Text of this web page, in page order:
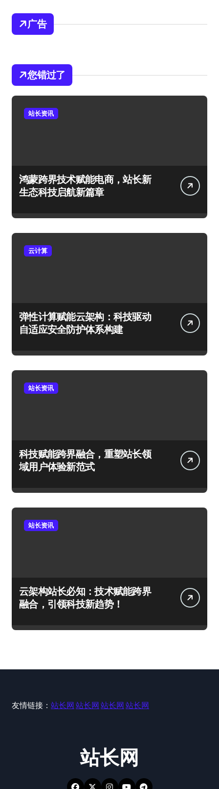
广告
您错过了
站长资讯
鸿蒙跨界技术赋能电商，站长新
生态科技启航新篇章
云计算
弹性计算赋能云架构：科技驱动
自适应安全防护体系构建
站长资讯
科技赋能跨界融合，重塑站长领
域用户体验新范式
站长资讯
云架构站长必知：技术赋能跨界
融合，引领科技新趋势！
友情链接： 站长网 站长网 站长网 站长网
站长网